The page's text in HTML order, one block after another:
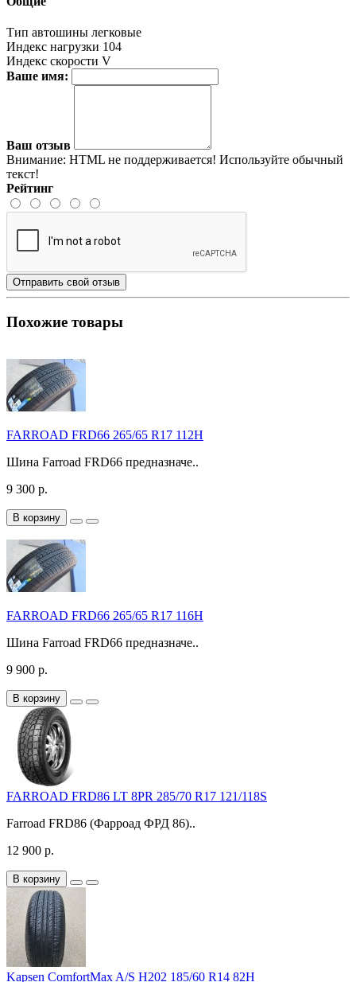
Тип автошины легковые
Индекс нагрузки 104
Индекс скорости V
Ваше имя:
Ваш отзыв
Внимание: HTML не поддерживается! Используйте обычный
текст!
Рейтинг
Отправить свой отзыв
Похожие товары
FARROAD FRD66 265/65 R17 112H
Шина Farroad FRD66 предназначе..
9 300 р.
В корзину
FARROAD FRD66 265/65 R17 116H
Шина Farroad FRD66 предназначе..
9 900 р.
В корзину
FARROAD FRD86 LT 8PR 285/70 R17 121/118S
Farroad FRD86 (Фарроад ФРД 86)..
12 900 р.
В корзину
Kapsen ComfortMax A/S H202 185/60 R14 82H